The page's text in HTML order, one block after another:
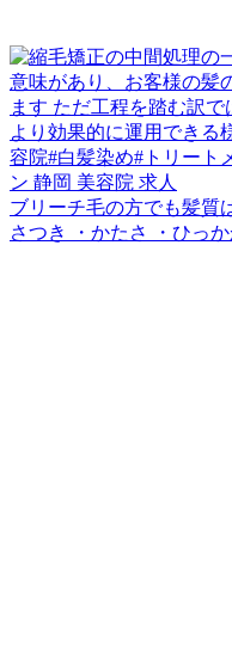
ブリーチ毛の方でも髪質
さつき ・かたさ ・ひっか